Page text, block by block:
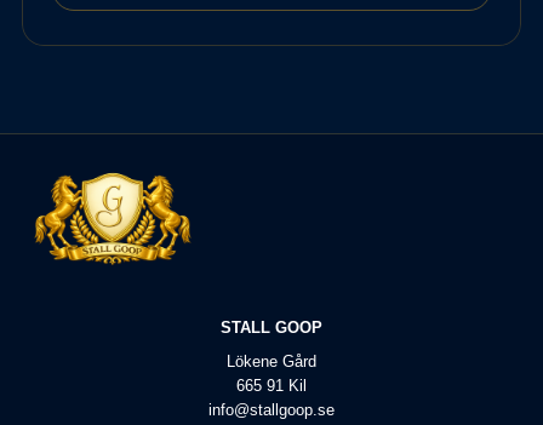
STALL GOOP
Lökene Gård
665 91 Kil
info@stallgoop.se